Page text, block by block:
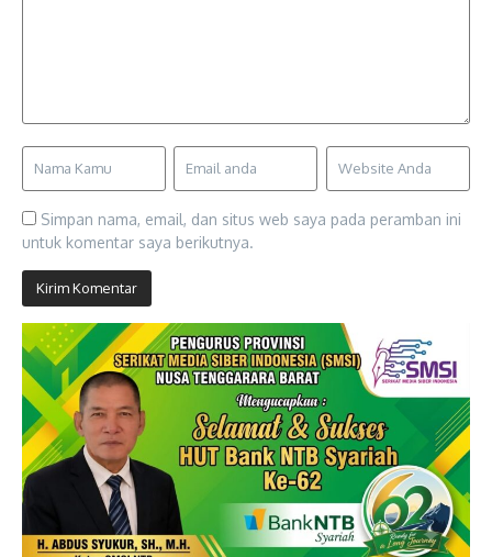
Simpan nama, email, dan situs web saya pada peramban ini
untuk komentar saya berikutnya.